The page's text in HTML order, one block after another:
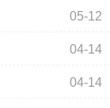
05-12
04-14
04-14